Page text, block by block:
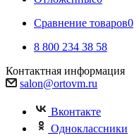
Сравнение товаров0
8 800 234 38 58
Контактная информация
salon@ortovm.ru
Вконтакте
Одноклассники